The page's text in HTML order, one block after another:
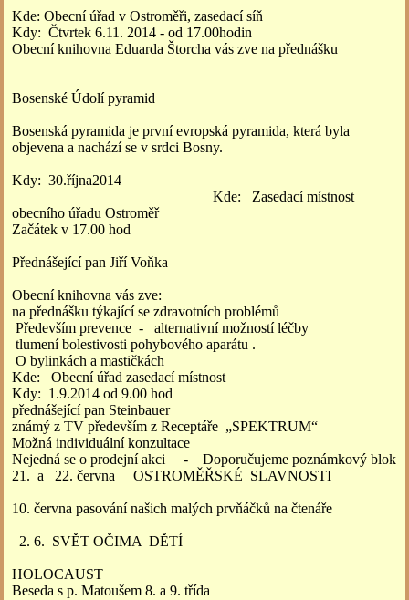
Kde: Obecní úřad v Ostroměři, zasedací síň
Kdy: Čtvrtek 6.11. 2014 - od 17.00hodin
Obecní knihovna Eduarda Štorcha vás zve na přednášku
Bosenské Údolí pyramid
Bosenská pyramida je první evropská pyramida, která byla
objevena a nachází se v srdci Bosny.
Kdy: 30.října2014
Kde: Zasedací místnost
obecního úřadu Ostroměř
Začátek v 17.00 hod
Přednášející pan Jiří Voňka
Obecní knihovna vás zve:
na přednášku týkající se zdravotních problémů
Především prevence - alternativní možností léčby
tlumení bolestivosti pohybového aparátu .
O bylinkách a mastičkách
Kde: Obecní úřad zasedací místnost
Kdy: 1.9.2014 od 9.00 hod
přednášející pan Steinbauer
známý z TV především z Receptáře „SPEKTRUM“
Možná individuální konzultace
Nejedná se o prodejní akci - Doporučujeme poznámkový blok
21. a 22. června OSTROMĚŘSKÉ SLAVNOSTI
10. června pasování našich malých prvňáčků na čtenáře
2. 6. SVĚT OČIMA DĚTÍ
HOLOCAUST
Beseda s p. Matoušem 8. a 9. třída